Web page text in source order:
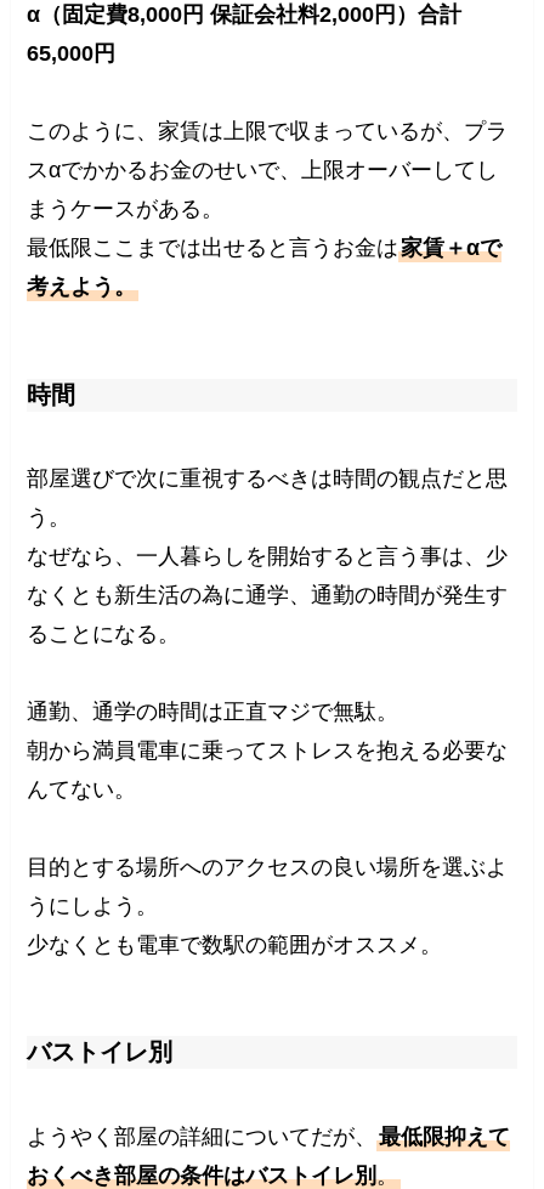
α（固定費8,000円 保証会社料2,000円）合計
65,000円
このように、家賃は上限で収まっているが、プラ
スαでかかるお金のせいで、上限オーバーしてし
まうケースがある。
最低限ここまでは出せると言うお金は家賃＋αで
考えよう。
時間
部屋選びで次に重視するべきは時間の観点だと思
う。
なぜなら、一人暮らしを開始すると言う事は、少
なくとも新生活の為に通学、通勤の時間が発生す
ることになる。
通勤、通学の時間は正直マジで無駄。
朝から満員電車に乗ってストレスを抱える必要な
んてない。
目的とする場所へのアクセスの良い場所を選ぶよ
うにしよう。
少なくとも電車で数駅の範囲がオススメ。
バストイレ別
ようやく部屋の詳細についてだが、最低限抑えて
おくべき部屋の条件はバストイレ別。